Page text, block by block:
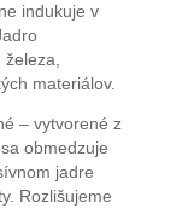
indukuje v
materiálov.
– vytvorené z
obmedzuje
jadre
Rozlišujeme